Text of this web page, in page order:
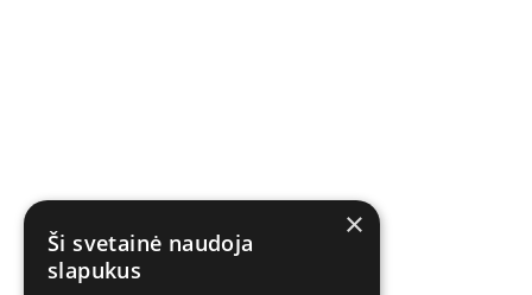
×
Ši svetainė naudoja
slapukus